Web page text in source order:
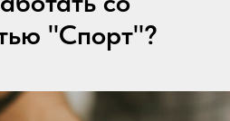
"Спорт"?